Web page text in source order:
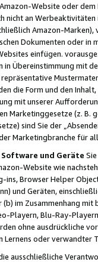
Website oder
nicht an
Amazon-
Dokumenten oder in
einfügen.
in Übereinstimmung mit
die Form und den
mit unserer
Marketinggesetze (z. B.
sind Sie der
Marketingbranche für
und Geräte
Website wie
Browser Helper
und Geräten,
(b) im Zusammenhang
Blu-Ray-
ohne ausdrückliche
Lernens oder
ausschließliche